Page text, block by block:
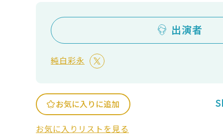
出演者
純白彩永
お気に入りに追加
お気に入りリストを見る